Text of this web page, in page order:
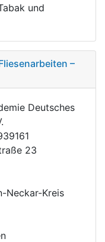
und
–
Deutsches
23
Neckar-Kreis